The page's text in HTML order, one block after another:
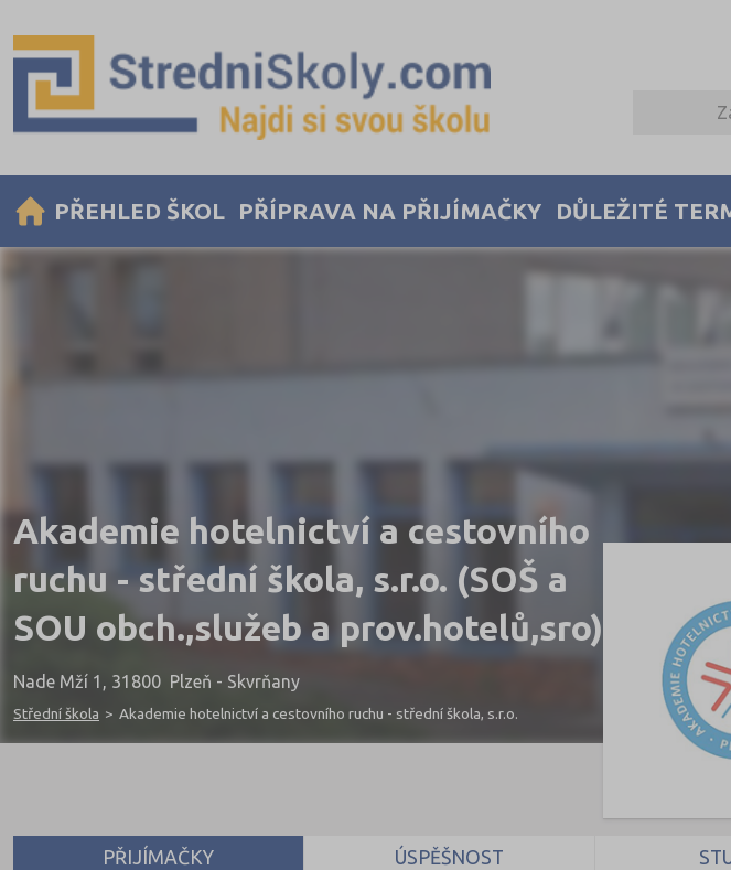
PŘEHLED ŠKOL PŘÍPRAVA NA PŘIJÍMAČKY DŮLEŽITÉ
Akademie hotelnictví a cestovního
ruchu - střední škola, s.r.o. (SOŠ a
SOU obch.,služeb a prov.hotelů,sro)
Nade Mží 1, 31800 Plzeň - Skvrňany
Střední škola > Akademie hotelnictví a cestovního ruchu - střední škola, s.r.o.
PŘIJÍMAČKY ÚSPĚŠNOST